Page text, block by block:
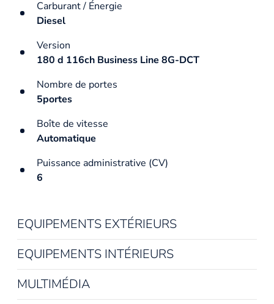
Carburant / Énergie
Diesel
Version
180 d 116ch Business Line 8G-DCT
Nombre de portes
5portes
Boîte de vitesse
Automatique
Puissance administrative (CV)
6
EQUIPEMENTS EXTÉRIEURS
EQUIPEMENTS INTÉRIEURS
MULTIMÉDIA